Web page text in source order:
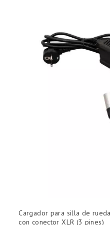
Cargador para silla de
con conector XLR (3 pines)